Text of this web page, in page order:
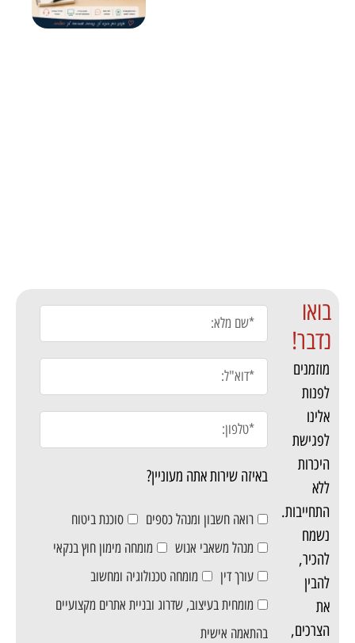
באיזה שירות אתה מעוניין?
רואה חשבון ומנהל כספים
סוכנת ביטוח
מנהל משאבי אנוש
מומחה מימון חוץ בנקאי
עורך דין
מומחה טכנולוגיה ומחשוב
מומחית בעיצוב, שדרוג ובניית אתרים מקצועיים
בהתאמה אישית
בואו
נדבר!
מוזמנים
לפנות
אלינו
לפגישת
היכרות
ללא
התחייבות.
נשמח
להכיר,
להבין
את
הצרכים,